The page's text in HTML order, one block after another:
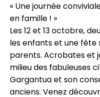
« Une journée
en famille ! »
Les 12 et 13 octobre,
les enfants et une fête
parents. Acrobates et
milieu des fabuleuses
Gargantua et son
anciens. Venez